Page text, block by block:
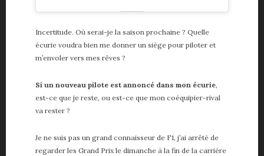
Incertitude. Où serai-je la saison prochaine ? Quelle
écurie voudra bien me donner un siège pour piloter et
m’envoler vers mes rêves ?
Si un nouveau pilote est annoncé dans mon écurie,
est-ce que je reste, ou est-ce que mon coéquipier-rival
va rester ?
Je ne suis pas un grand connaisseur de F1, j’ai arrêté de
regarder les Grand Prix le dimanche à la fin de la carrière